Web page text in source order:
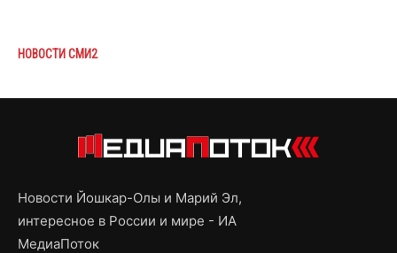
НОВОСТИ СМИ2
Новости Йошкар-Олы и Марий Эл,
интересное в России и мире - ИА
МедиаПоток